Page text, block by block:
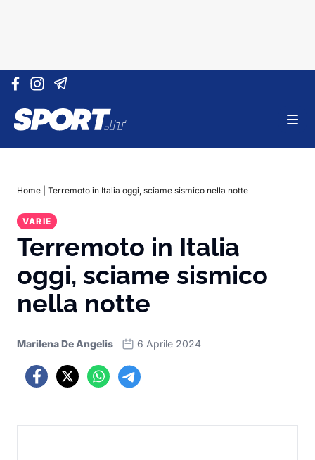
Vai al contenuto
Home Terremoto in Italia oggi, sciame sismico nella notte
VARIE
Terremoto in Italia
oggi, sciame sismico
nella notte
Marilena De Angelis 6 Aprile 2024